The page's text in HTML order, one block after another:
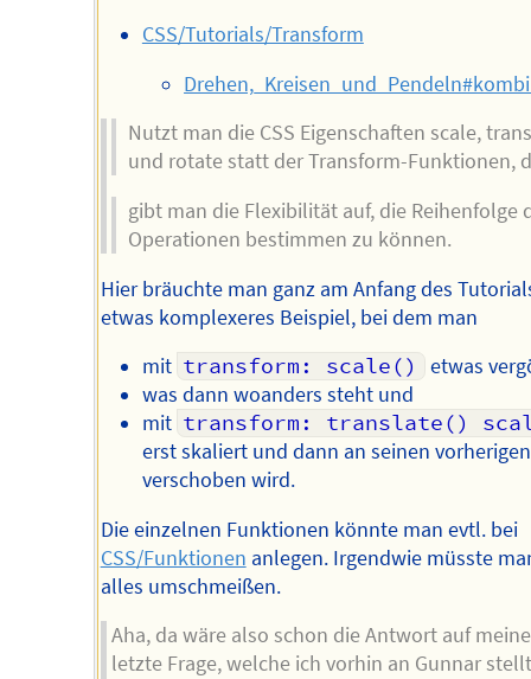
CSS/Tutorials/Transform
Nutzt man die CSS Eigenschaften scale,
und rotate statt der Transform-Funktionen,
gibt man die Flexibilität auf, die Reihenfolge
Operationen bestimmen zu können.
Hier bräuchte man ganz am Anfang des
etwas komplexeres Beispiel, bei dem man
mit transform: scale()
etwas
was dann woanders steht und
mit transform: translate()
erst skaliert und dann an seinen
verschoben wird.
Die einzelnen Funktionen könnte man evtl. bei
CSS/Funktionen anlegen. Irgendwie müsste
alles umschmeißen.
Aha, da wäre also schon die Antwort auf meine
letzte Frage, welche ich vorhin an Gunnar